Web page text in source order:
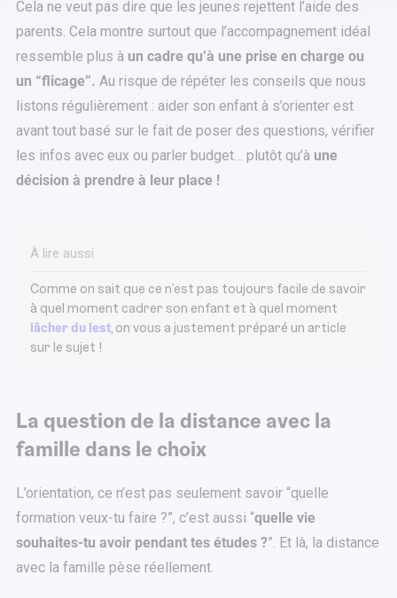
Cela ne veut pas dire que les jeunes rejettent l’aide des
parents. Cela montre surtout que l’accompagnement idéal
ressemble plus à un cadre qu’à une prise en charge ou
un “flicage”. Au risque de répéter les conseils que nous
listons régulièrement : aider son enfant à s’orienter est
avant tout basé sur le fait de poser des questions, vérifier
les infos avec eux ou parler budget… plutôt qu’à une
décision à prendre à leur place !
À lire aussi
Comme on sait que ce n’est pas toujours facile de savoir
à quel moment cadrer son enfant et à quel moment
lâcher du lest, on vous a justement préparé un article
sur le sujet !
La question de la distance avec la
famille dans le choix
L’orientation, ce n’est pas seulement savoir “quelle
formation veux-tu faire ?”, c’est aussi “quelle vie
souhaites-tu avoir pendant tes études ?”. Et là, la distance
avec la famille pèse réellement.